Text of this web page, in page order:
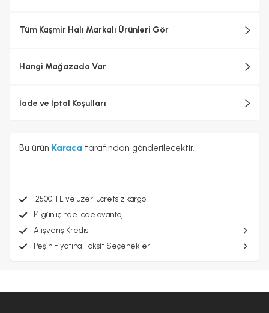
Tüm Kaşmir Halı Markalı Ürünleri Gör
Hangi Mağazada Var
İade ve İptal Koşulları
Bu ürün Karaca tarafından gönderilecektir.
2500 TL ve üzeri ücretsiz kargo
14 gün içinde iade avantajı
Alışveriş Kredisi
Peşin Fiyatına Taksit Seçenekleri